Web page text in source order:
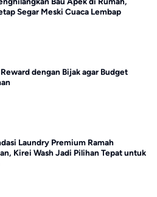
Segar Meski Cuaca Lembap
dengan Bijak agar Budget
Laundry Premium Ramah
Kirei Wash Jadi Pilihan Tepat untuk